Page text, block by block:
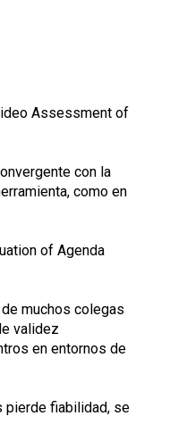
Assessment of
con la
como en
of Agenda
muchos colegas
validez
en entornos de
pierde fiabilidad, se